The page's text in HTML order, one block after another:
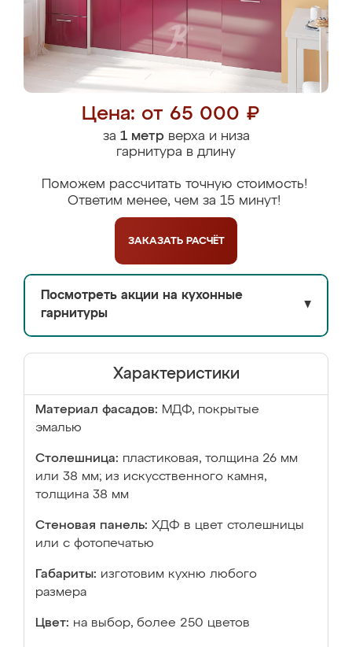
Цена: от 65 000 ₽
за 1 метрверха и низа
гарнитура в длину
Поможем рассчитать точную стоимость!
Ответим менее, чем за 15 минут!
ЗАКАЗАТЬ РАСЧЁТ
Посмотреть акции на кухонные
гарнитуры
▼
Характеристики
Материал фасадов: МДФ, покрытые
эмалью
Столешница: пластиковая, толщина 26 мм
или 38 мм; из искусственного камня,
толщина 38 мм
Стеновая панель: ХДФ в цвет столешницы
или с фотопечатью
Габариты: изготовим кухню любого
размера
Цвет: на выбор, более 250 цветов